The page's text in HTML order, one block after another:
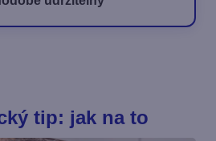
tip: jak na to